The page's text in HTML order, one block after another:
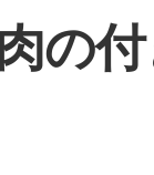
の